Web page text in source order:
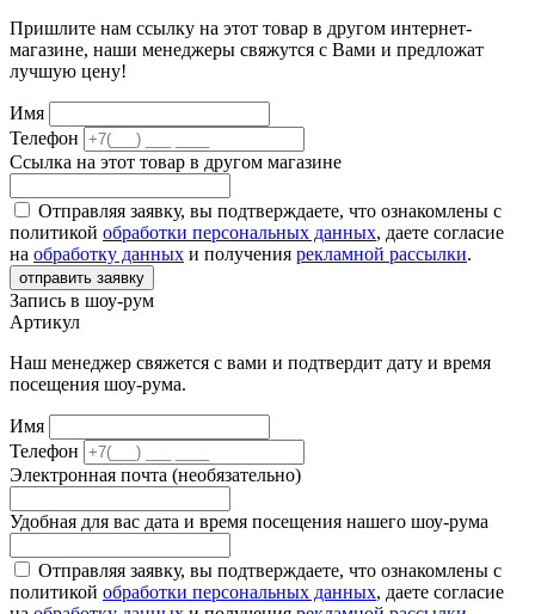
Пришлите нам ссылку на этот товар в другом интернет-
магазине, наши менеджеры свяжутся с Вами и предложат
лучшую цену!
Имя
Телефон
Ссылка на этот товар в другом магазине
Отправляя заявку, вы подтверждаете, что ознакомлены с
политикой обработки персональных данных, даете согласие
на обработку данных и получения рекламной рассылки.
отправить заявку
Запись в шоу-рум
Артикул
Наш менеджер свяжется с вами и подтвердит дату и время
посещения шоу-рума.
Имя
Телефон
Электронная почта (необязательно)
Удобная для вас дата и время посещения нашего шоу-рума
Отправляя заявку, вы подтверждаете, что ознакомлены с
политикой обработки персональных данных, даете согласие